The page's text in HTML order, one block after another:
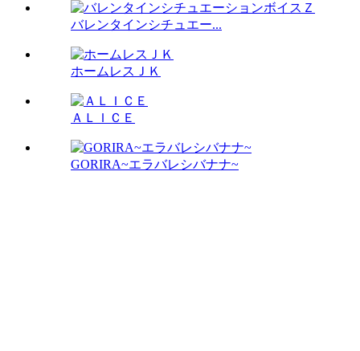
バレンタインシチュエー...
ホームレスＪＫ
ＡＬＩＣＥ
GORIRA~エラバレシバナナ~